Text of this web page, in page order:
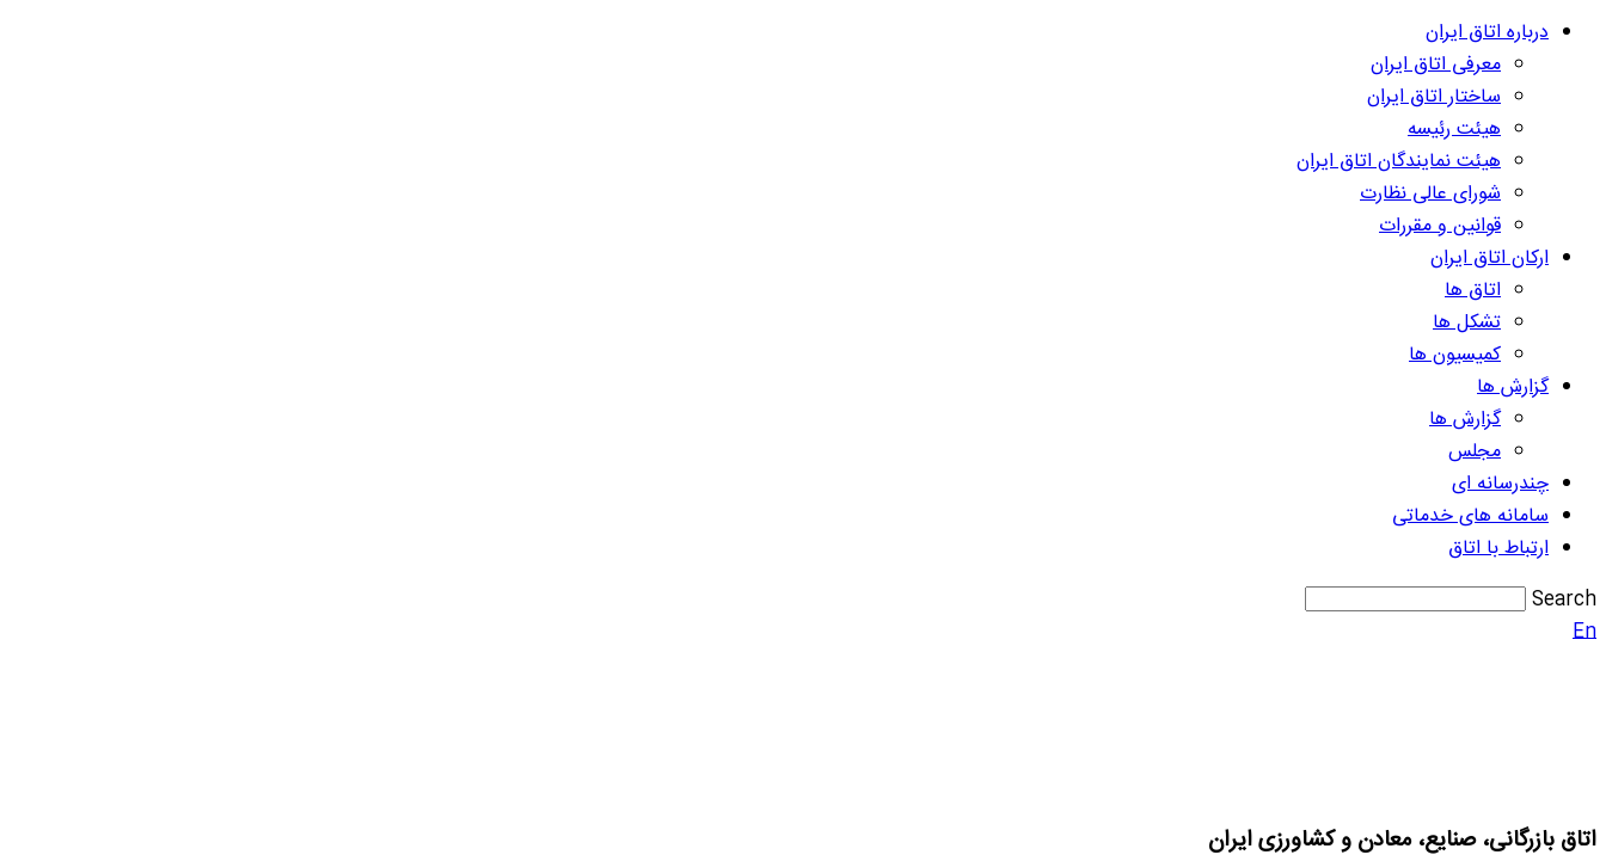
درباره اتاق ایران
معرفی اتاق ایران
ساختار اتاق ایران
هیئت رئیسه
هیئت نمایندگان اتاق ایران
شورای عالی نظارت
قوانین و مقررات
ارکان اتاق ایران
اتاق ها
تشکل ها
کمیسیون ها
گزارش ها
گزارش ها
مجلس
چندرسانه ای
سامانه های خدماتی
ارتباط با اتاق
Search
En
اتاق بازرگانی، صنایع، معادن و کشاورزی ایران